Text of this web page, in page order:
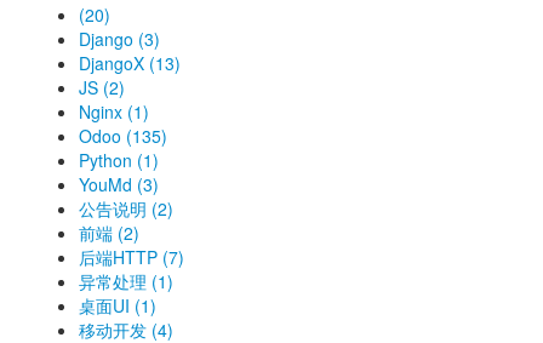
(20)
Django (3)
DjangoX (13)
JS (2)
Nginx (1)
Odoo (135)
Python (1)
YouMd (3)
公告说明 (2)
前端 (2)
后端HTTP (7)
异常处理 (1)
桌面UI (1)
移动开发 (4)